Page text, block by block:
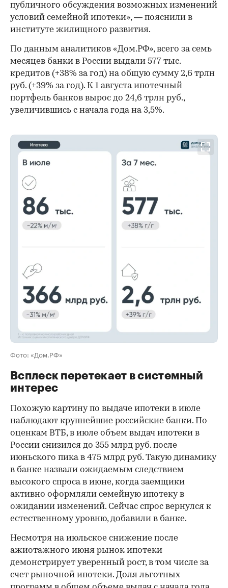
публичного обсуждения возможных изменений
условий семейной ипотеки», — пояснили в
институте жилищного развития.
По данным аналитиков «Дом.РФ», всего за семь
месяцев банки в России выдали 577 тыс.
кредитов (+38% за год) на общую сумму 2,6 трлн
руб. (+39% за год). К 1 августа ипотечный
портфель банков вырос до 24,6 трлн руб.,
увеличившись с начала года на 3,5%.
Фото: «Дом.РФ»
Всплеск перетекает в системный
интерес
Похожую картину по выдаче ипотеки в июле
наблюдают крупнейшие российские банки. По
оценкам ВТБ, в июле объем выдач ипотеки в
России снизился до 355 млрд руб. после
июньского пика в 475 млрд руб. Такую динамику
в банке назвали ожидаемым следствием
высокого спроса в июне, когда заемщики
активно оформляли семейную ипотеку в
ожидании изменений. Сейчас спрос вернулся к
естественному уровню, добавили в банке.
Несмотря на июльское снижение после
ажиотажного июня рынок ипотеки
демонстрирует уверенный рост, в том числе за
счет рыночной ипотеки. Доля льготных